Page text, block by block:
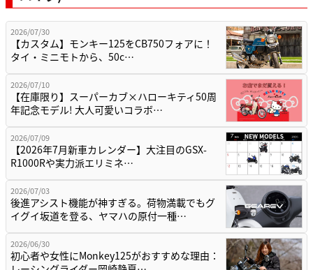
2026/07/30
【カスタム】モンキー125をCB750フォアに！
タイ・ミニモトから、50c…
2026/07/10
【在庫限り】スーパーカブ×ハローキティ50周
年記念モデル! 大人可愛いコラボ…
2026/07/09
【2026年7月新車カレンダー】大注目のGSX-
R1000Rや実力派エリミネ…
2026/07/03
後進アシスト機能が神すぎる。荷物満載でもグ
イグイ坂道を登る、ヤマハの原付一種…
2026/06/30
初心者や女性にMonkey125がおすすめな理由：